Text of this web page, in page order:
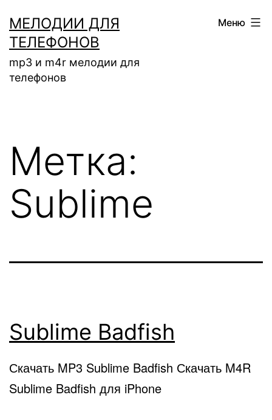
содержимому
МЕЛОДИИ ДЛЯ
ТЕЛЕФОНОВ
mp3 и m4r мелодии для
телефонов
Меню
Метка:
Sublime
Sublime Badfish
Скачать MP3 Sublime Badfish Скачать M4R
Sublime Badfish для iPhone